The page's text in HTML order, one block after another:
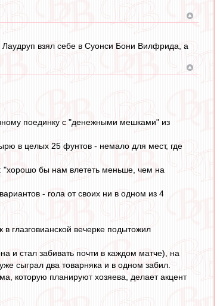
взял себе в Суонси Бони Вилфрида, а
поединку с "денежными мешками" из
в целых 25 фунтов - немало для мест, где
"хорошо бы нам влететь меньше, чем на
- гола от своих ни в одном из 4
глазговианской вечерке подытожил
и стал забивать почти в каждом матче), на
сыграл два товарняка и в одном забил.
которую планируют хозяева, делает акцент